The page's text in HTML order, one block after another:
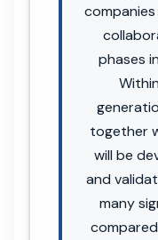
phases
together
will be
and
many